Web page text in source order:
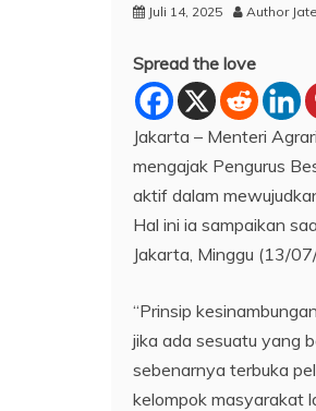
Juli 14, 2025 Author
Spread the love
Jakarta – Menteri
mengajak Pengurus
aktif dalam
Hal ini ia sampaikan
Jakarta, Minggu (13/
“Prinsip
jika ada sesuatu yang
sebenarnya terbuka
kelompok masyarakat